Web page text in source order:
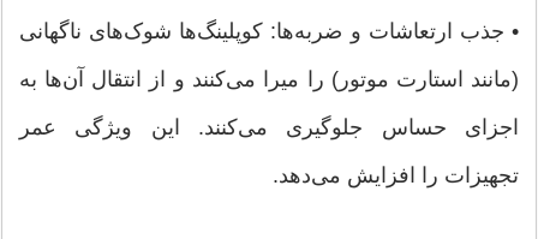
• جذب ارتعاشات و ضربه‌ها: کوپلینگ‌ها شوک‌های ناگهانی
(مانند استارت موتور) را میرا می‌کنند و از انتقال آن‌ها به
اجزای حساس جلوگیری می‌کنند. این ویژگی عمر
تجهیزات را افزایش می‌دهد.